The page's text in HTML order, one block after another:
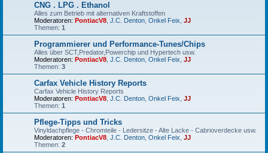
CNG . LPG . Ethanol
Alles zum Betrieb mit alternativen Kraftstoffen
Moderatoren: PontiacV8 J.C. Denton Onkel Feix JJ
Themen: 1
Programmierer und Performance-Tunes/Chips
Alles über SCT,Predator,Powerchip und Hypertech usw.
Moderatoren: PontiacV8 J.C. Denton Onkel Feix JJ
Themen: 3
Carfax Vehicle History Reports
Carfax Vehicle History Reports
Moderatoren: PontiacV8 J.C. Denton Onkel Feix JJ
Themen: 1
Pflege-Tipps und Tricks
Vinyldachpflege - Chromteile - Ledersitze - Alte Lacke - Cabrioverdecke usw.
Moderatoren: PontiacV8 J.C. Denton Onkel Feix JJ
Themen: 2